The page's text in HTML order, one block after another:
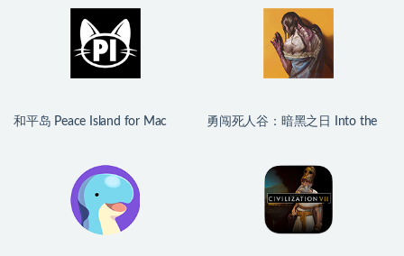
和平岛 Peace Island for Mac
勇闯死人谷：暗黑之日 Into the